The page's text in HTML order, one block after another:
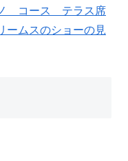
ノ コース テラス席
ームスのショーの見